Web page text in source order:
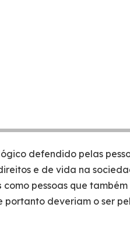
defendido pelas
e de vida na
como pessoas que também
portanto deveriam o ser